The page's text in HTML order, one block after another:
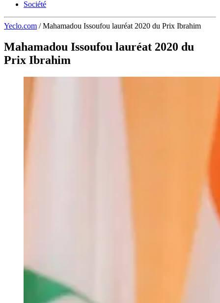
Société
Yeclo.com / Mahamadou Issoufou lauréat 2020 du Prix Ibrahim
Mahamadou Issoufou lauréat 2020 du
Prix Ibrahim